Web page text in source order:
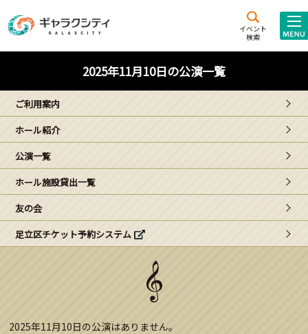
イベント
検索
施設案内
西新井
文化ホール
ギャラクシティとは
こどもみーてぃんぐ
Gがくえん
ブランドからのお知らせ
2025年11月10日の公演一覧
ご利用案内
ホール紹介
公演一覧
ホール施設貸出一覧
友の会
足立区チケット予約システム
2025年11月10日の公演はありません。